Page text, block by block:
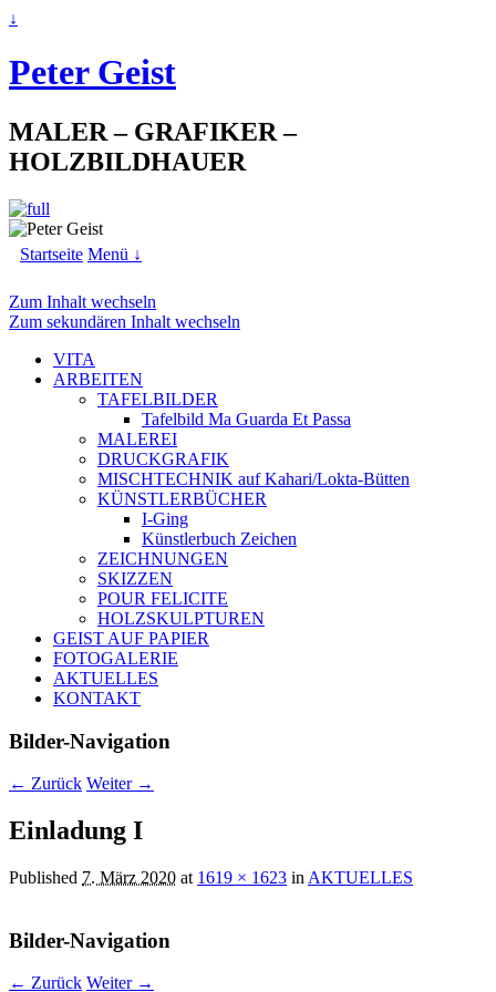
↓
Peter Geist
MALER – GRAFIKER –
HOLZBILDHAUER
Startseite Menü ↓
Zum Inhalt wechseln
Zum sekundären Inhalt wechseln
VITA
ARBEITEN
TAFELBILDER
Tafelbild Ma Guarda Et Passa
MALEREI
DRUCKGRAFIK
MISCHTECHNIK auf Kahari/Lokta-Bütten
KÜNSTLERBÜCHER
I-Ging
Künstlerbuch Zeichen
ZEICHNUNGEN
SKIZZEN
POUR FELICITE
HOLZSKULPTUREN
GEIST AUF PAPIER
FOTOGALERIE
AKTUELLES
KONTAKT
Bilder-Navigation
← Zurück Weiter →
Einladung I
Published 7. März 2020 at 1619 × 1623 in AKTUELLES
Bilder-Navigation
← Zurück Weiter →